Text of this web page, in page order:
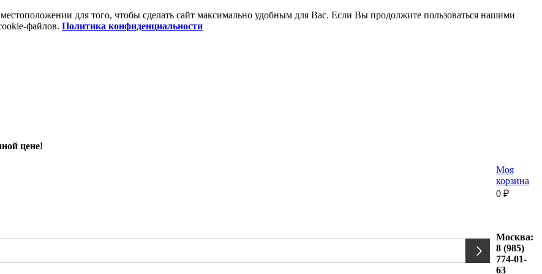
для того, чтобы сделать сайт максимально удобным для Вас. Если Вы продолжите пользоваться нашими
файлов. Политика конфиденциальности
цене!
Моя
корзина
0 ₽
Москва:
8 (985)
774-01-
63